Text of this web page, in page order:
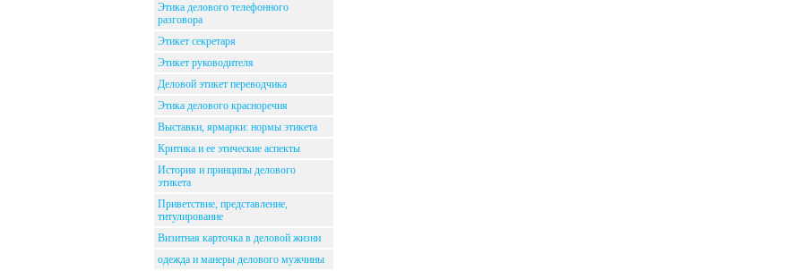
Этика делового телефонного
разговора
Этикет секретаря
Этикет руководителя
Деловой этикет переводчика
Этика делового красноречия
Выставки, ярмарки: нормы этикета
Критика и ее этические аспекты
История и принципы делового
этикета
Приветствие, представление,
титулирование
Визитная карточка в деловой жизни
одежда и манеры делового мужчины